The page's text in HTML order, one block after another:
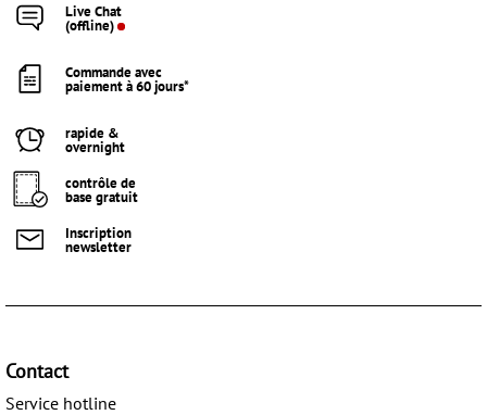
Live Chat
(offline)
Commande avec
paiement à 60 jours*
rapide &
overnight
contrôle de
base gratuit
Inscription
newsletter
Contact
Service hotline